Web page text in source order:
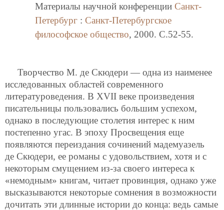
Материалы научной конференции Санкт-
Петербург : Санкт-Петербургское
философское общество, 2000. C.52-55.
Творчество М. де Скюдери — одна из наименее
исследованных областей современного
литературоведения. В XVII веке произведения
писательницы пользовались большим успехом,
однако в последующие столетия интерес к ним
постепенно угас. В эпоху Просвещения еще
появляются переиздания сочинений мадемуазель
де Скюдери, ее романы с удовольствием, хотя и с
некоторым смущением из-за своего интереса к
«немодным» книгам, читает провинция, однако уже
высказываются некоторые сомнения в возможности
дочитать эти длинные истории до конца: ведь самые